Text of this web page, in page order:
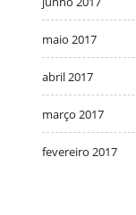
maio 2017
abril 2017
março 2017
fevereiro 2017